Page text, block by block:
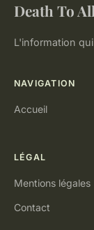
Death To All
L'information
NAVIGATION
Accueil
LÉGAL
Mentions légales
Contact